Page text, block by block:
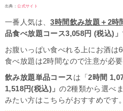
出典：公式サイト
一番人気は、3時間飲み放題＋2時
品食べ放題コース3,058円 (税込)」
お腹いっぱい食べれる上にお酒は
食べ放題は2時間なので注意が必要
飲み放題単品コースは「2時間
1,518円(税込)」の2種類から選べ
みたい方はこちらがおすすめです。